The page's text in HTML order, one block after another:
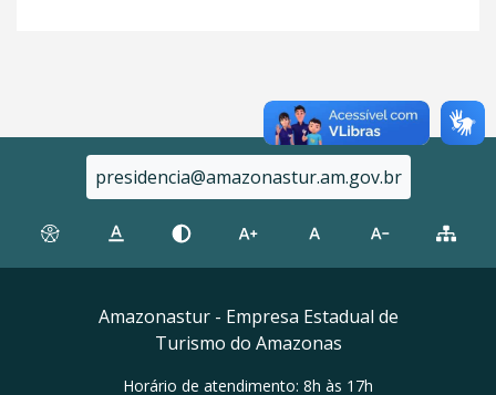
presidencia@amazonastur.am.gov.br
Amazonastur - Empresa Estadual de
Turismo do Amazonas
Horário de atendimento: 8h às 17h